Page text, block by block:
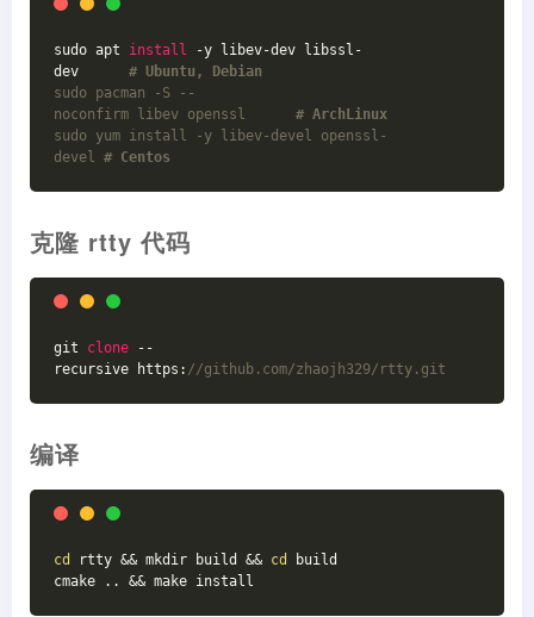
sudo apt install
-y libev-dev libssl-
dev # Ubuntu, Debian
sudo pacman -S --
noconfirm libev openssl # ArchLinux
sudo yum install -y libev-devel openssl-
devel # Centos
克隆 rtty 代码
git clone --
recursive https: //github.com/zhaojh329/rtty.git
编译
cd rtty && mkdir build && cd
build
cmake .. && make install